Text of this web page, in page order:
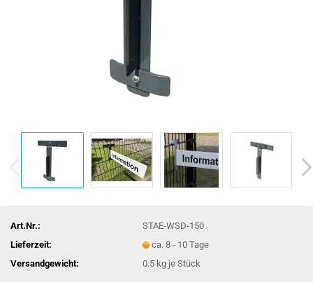
Art.Nr.:
STAE-WSD-150
Lieferzeit:
ca. 8 - 10 Tage
Versandgewicht:
0.5 kg je Stück